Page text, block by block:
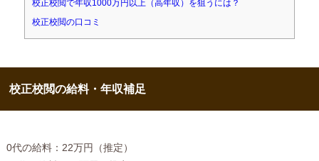
校正校閲で年収1000万円以上（高年収）を狙うには？
校正校閲の口コミ
校正校閲の給料・年収補足
0代の給料：22万円（推定）